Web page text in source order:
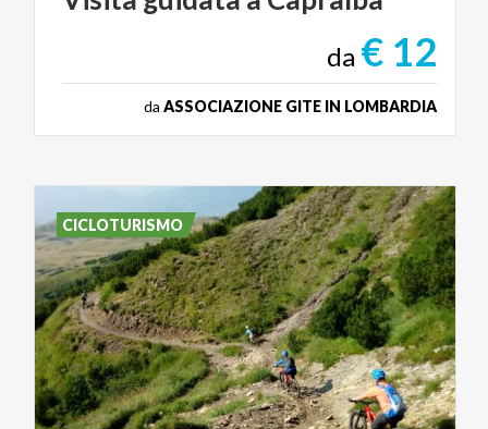
da € 12
da ASSOCIAZIONE GITE IN LOMBARDIA
CICLOTURISMO